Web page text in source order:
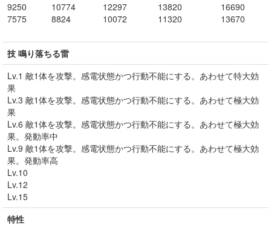
9250
7575
10774
8824
12297
10072
13820
11320
16690
13670
技 鳴り落ちる雷
Lv.1 敵1体を攻撃。感電状態かつ行動不能にする。あわせて特大効
果
Lv.3 敵1体を攻撃。感電状態かつ行動不能にする。あわせて極大効
果
Lv.6 敵1体を攻撃。感電状態かつ行動不能にする。あわせて極大効
果。発動率中
Lv.9 敵1体を攻撃。感電状態かつ行動不能にする。あわせて極大効
果。発動率高
Lv.10
Lv.12
Lv.15
特性